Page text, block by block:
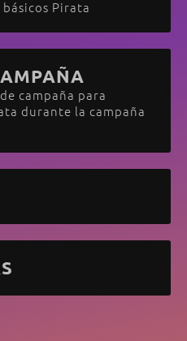
Pirata
campaña para
durante la campaña